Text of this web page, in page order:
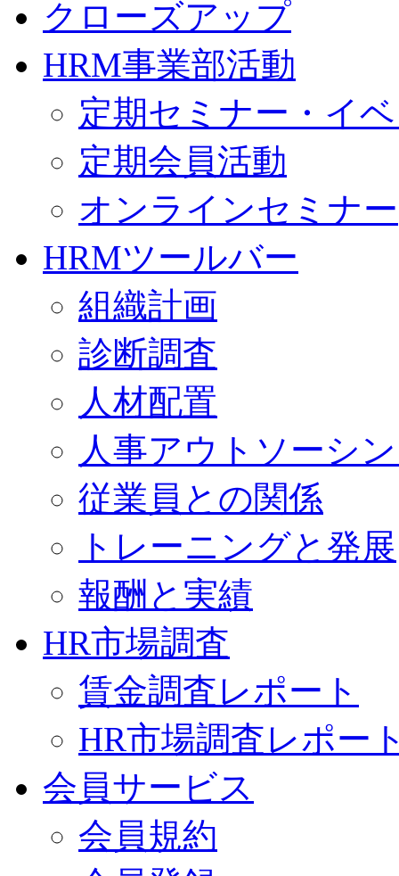
クローズアップ
HRM事業部活動
定期セミナー・イ
定期会員活動
オンラインセミナー
HRMツールバー
組織計画
診断調査
人材配置
人事アウトソーシ
従業員との関係
トレーニングと発展
報酬と実績
HR市場調査
賃金調査レポート
HR市場調査レポー
会員サービス
会員規約